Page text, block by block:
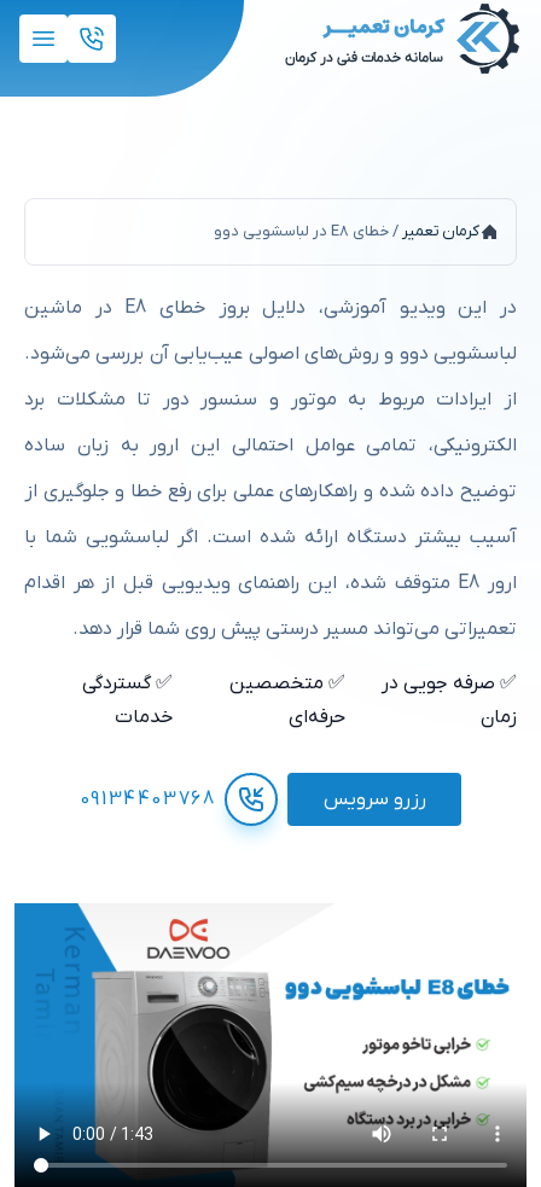
کرمان تعمیر /خطای E8 در لباسشویی دوو
در این ویدیو آموزشی، دلایل بروز خطای E8 در ماشین
لباسشویی دوو و روش‌های اصولی عیب‌یابی آن بررسی می‌شود.
از ایرادات مربوط به موتور و سنسور دور تا مشکلات برد
الکترونیکی، تمامی عوامل احتمالی این ارور به زبان ساده
توضیح داده شده و راهکارهای عملی برای رفع خطا و جلوگیری از
آسیب بیشتر دستگاه ارائه شده است. اگر لباسشویی شما با
ارور E8 متوقف شده، این راهنمای ویدیویی قبل از هر اقدام
تعمیراتی می‌تواند مسیر درستی پیش روی شما قرار دهد.
✅ صرفه جویی در
زمان
✅ متخصصین
حرفه‌ای
✅ گستردگی
خدمات
رزرو سرویس 09134403768